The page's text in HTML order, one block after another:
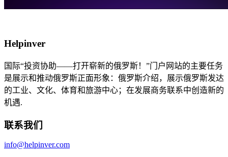
Helpinver
国际“投资协助——打开崭新的俄罗斯！”门户网站的主要任务
是展示和推动俄罗斯正面形象：俄罗斯介绍，展示俄罗斯发达
的工业、文化、体育和旅游中心；在发展商务联系中创造新的
机遇.
联系我们
info@helpinver.com